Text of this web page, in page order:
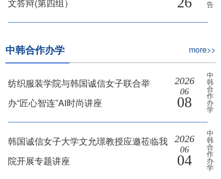
文答辩(第四组）
告
more>>
中韩合作办学
纺织服装学院与韩国诚信女子联合举
办“匠心智连”AI时尚讲座
2026
06
08
中
韩
合
作
办
学
韩国诚信女子大学文允璟教授应邀莅临我
院开展专题讲座
2026
06
04
中
韩
合
作
办
学